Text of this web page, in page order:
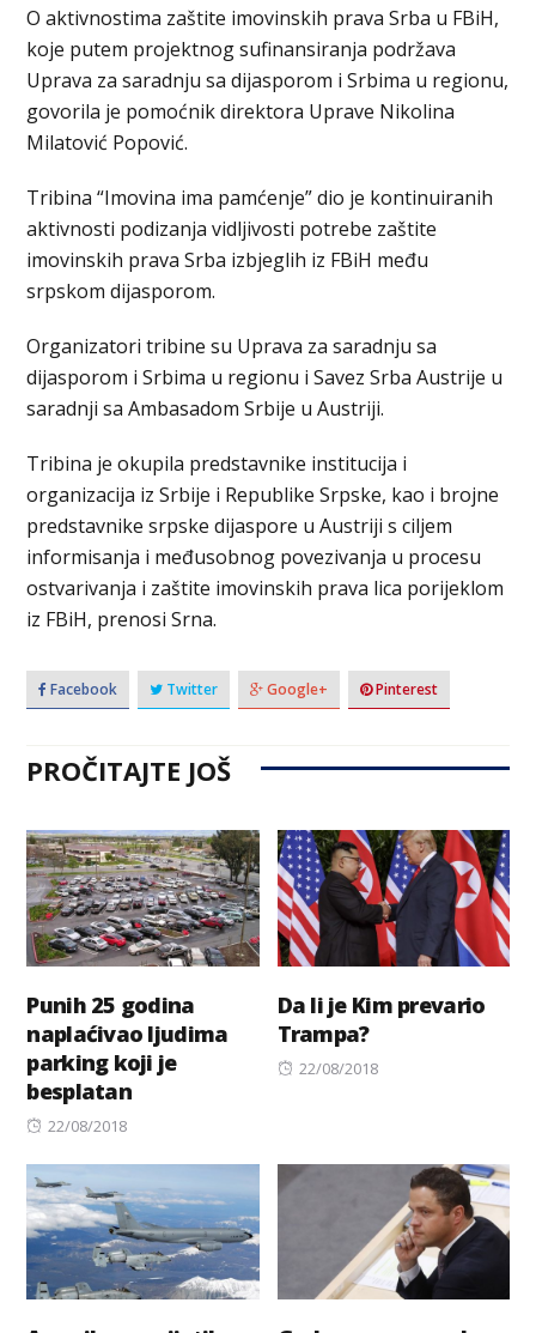
O aktivnostima zaštite imovinskih prava Srba u FBiH,
koje putem projektnog sufinansiranja podržava
Uprava za saradnju sa dijasporom i Srbima u regionu,
govorila je pomoćnik direktora Uprave Nikolina
Milatović Popović.
Tribina “Imovina ima pamćenje” dio je kontinuiranih
aktivnosti podizanja vidljivosti potrebe zaštite
imovinskih prava Srba izbjeglih iz FBiH među
srpskom dijasporom.
Organizatori tribine su Uprava za saradnju sa
dijasporom i Srbima u regionu i Savez Srba Austrije u
saradnji sa Ambasadom Srbije u Austriji.
Tribina je okupila predstavnike institucija i
organizacija iz Srbije i Republike Srpske, kao i brojne
predstavnike srpske dijaspore u Austriji s ciljem
informisanja i međusobnog povezivanja u procesu
ostvarivanja i zaštite imovinskih prava lica porijeklom
iz FBiH, prenosi Srna.
Facebook Twitter Google+ Pinterest
PROČITAJTE JOŠ
Punih 25 godina
naplaćivao ljudima
parking koji je
besplatan
Posted
22/08/2018
Da li je Kim prevario
Trampa?
Posted
22/08/2018